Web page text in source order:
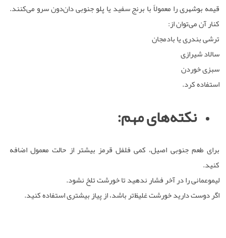
قیمه بوشهری را معمولاً با برنج سفید یا پلو جنوبی دان‌دون سرو می‌کنند.
کنار آن می‌توان از:
ترشی بندری یا بادمجان
سالاد شیرازی
سبزی خوردن
استفاده کرد.
نکته‌های مهم:
برای طعم جنوبی اصیل، کمی فلفل قرمز بیشتر از حالت معمول اضافه
کنید.
لیموعمانی را در آخر فشار ندهید تا خورشت تلخ نشود.
اگر دوست دارید خورشت غلیظ‌تر باشد، از پیاز بیشتری استفاده کنید.